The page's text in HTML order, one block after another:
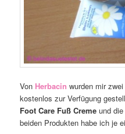
Von Herbacin wurden mir
kostenlos zur Verfügung
Foot Care Fuß Creme und die
beiden Produkten habe ich je